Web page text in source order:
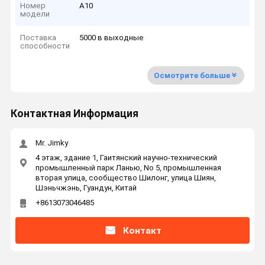
Номер
модели
A10
Поставка
способности
5000 в выходные
Осмотрите больше
Контактная Информация
Mr. Jimky
4 этаж, здание 1, Гаитянский научно-технический
промышленный парк Ланью, No 5, промышленная
вторая улица, сообщество Шилонг, улица Шиян,
Шэньчжэнь, Гуандун, Китай
+8613073046485
Контакт